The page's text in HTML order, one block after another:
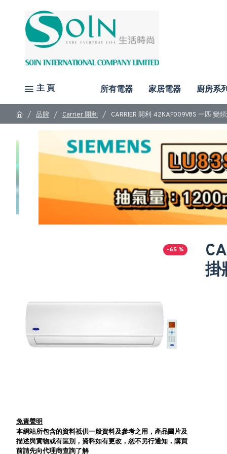
主 頁 所有電器 家居電器 廚房系
品牌 Carrier 開利 CARRIER 開利 42KAF009V8S 一匹 變
-65 %
免責聲明
本網站所包含的資料祗供一般資料及參考之用，產品圖片及
描述與實物或有區別，資料如有更改，恕不另行通知，購買
前請先向代理商查詢了解
掛